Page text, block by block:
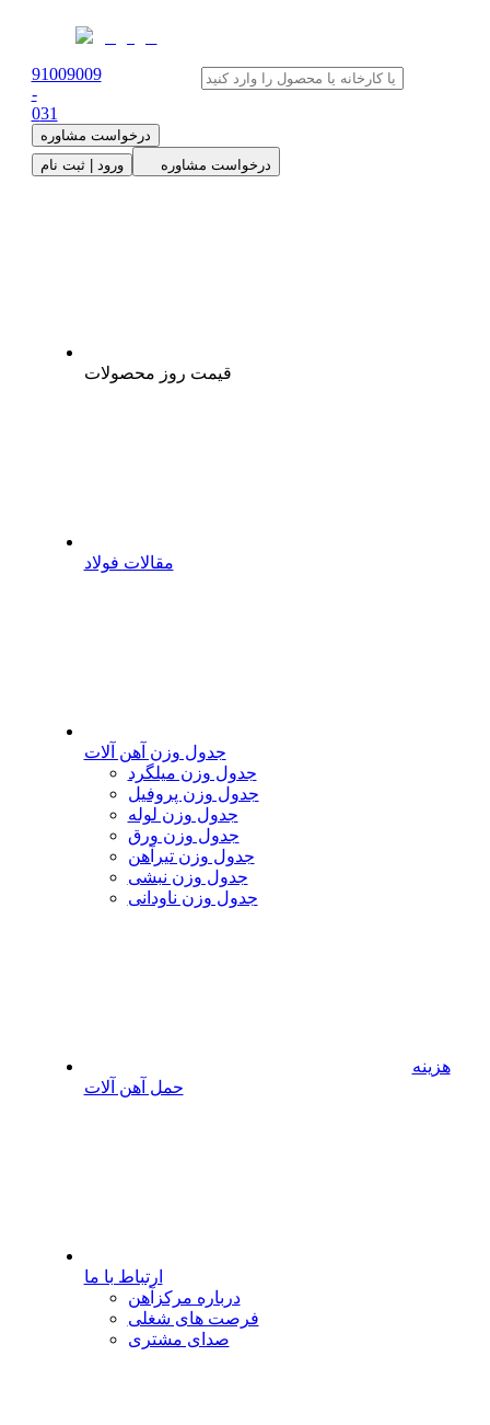
91009009
-
031
درخواست مشاوره
ورود | ثبت نام
درخواست مشاوره
قیمت روز محصولات
مقالات فولاد
جدول وزن آهن آلات
جدول وزن میلگرد
جدول وزن پروفیل
جدول وزن لوله
جدول وزن ورق
جدول وزن تیرآهن
جدول وزن نبشی
جدول وزن ناودانی
هزینه
حمل آهن آلات
ارتباط با ما
درباره مرکزآهن
فرصت های شغلی
صدای مشتری